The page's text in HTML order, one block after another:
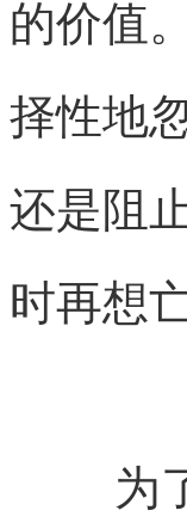
的价值
择性地
还是阻
时再想
为